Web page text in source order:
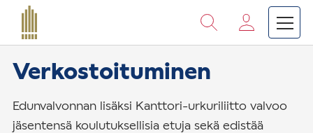
Vieritä
Etusivu
Suomen Kanttori-urkuriliitto › Toiminta
Verkostoituminen
Edunvalvonnan lisäksi Kanttori-urkuriliitto valvoo
jäsentensä koulutuksellisia etuja sekä edistää